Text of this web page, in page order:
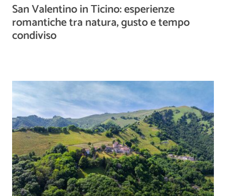
San Valentino in Ticino: esperienze
romantiche tra natura, gusto e tempo
condiviso